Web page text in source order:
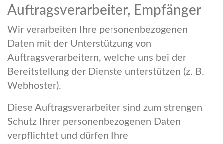
Auftragsverarbeiter, Empfänger
Wir verarbeiten Ihre personenbezogenen
Daten mit der Unterstützung von
Auftragsverarbeitern, welche uns bei der
Bereitstellung der Dienste unterstützen (z. B.
Webhoster).
Diese Auftragsverarbeiter sind zum strengen
Schutz Ihrer personenbezogenen Daten
verpflichtet und dürfen Ihre